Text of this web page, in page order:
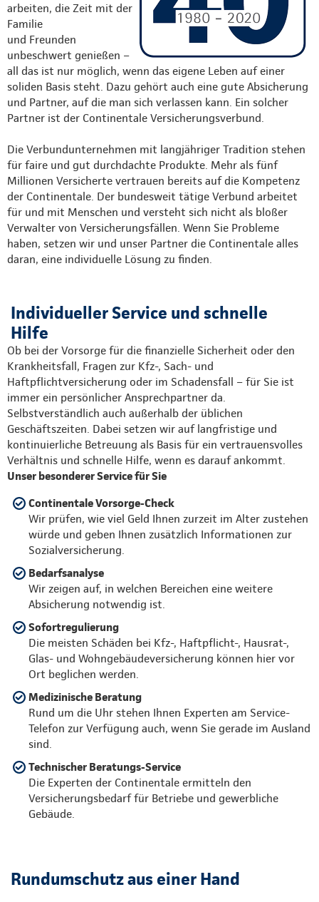
arbeiten, die Zeit mit der
Familie
und Freunden
unbeschwert genießen –
all das ist nur möglich, wenn das eigene Leben auf einer
soliden Basis steht. Dazu gehört auch eine gute Absicherung
und Partner, auf die man sich verlassen kann. Ein solcher
Partner ist der Continentale Versicherungsverbund.
Die Verbundunternehmen mit langjähriger Tradition stehen
für faire und gut durchdachte Produkte. Mehr als fünf
Millionen Versicherte vertrauen bereits auf die Kompetenz
der Continentale. Der bundesweit tätige Verbund arbeitet
für und mit Menschen und versteht sich nicht als bloßer
Verwalter von Versicherungsfällen. Wenn Sie Probleme
haben, setzen wir und unser Partner die Continentale alles
daran, eine individuelle Lösung zu finden.
Individueller Service und schnelle
Hilfe
Ob bei der Vorsorge für die finanzielle Sicherheit oder den
Krankheitsfall, Fragen zur Kfz-, Sach- und
Haftpflichtversicherung oder im Schadensfall – für Sie ist
immer ein persönlicher Ansprechpartner da.
Selbstverständlich auch außerhalb der üblichen
Geschäftszeiten. Dabei setzen wir auf langfristige und
kontinuierliche Betreuung als Basis für ein vertrauensvolles
Verhältnis und schnelle Hilfe, wenn es darauf ankommt.
Unser besonderer Service für Sie
Continentale Vorsorge-Check
Wir prüfen, wie viel Geld Ihnen zurzeit im Alter zustehen
würde und geben Ihnen zusätzlich Informationen zur
Sozialversicherung.
Bedarfsanalyse
Wir zeigen auf, in welchen Bereichen eine weitere
Absicherung notwendig ist.
Sofortregulierung
Die meisten Schäden bei Kfz-, Haftpflicht-, Hausrat-,
Glas- und Wohngebäudeversicherung können hier vor
Ort beglichen werden.
Medizinische Beratung
Rund um die Uhr stehen Ihnen Experten am Service-
Telefon zur Verfügung auch, wenn Sie gerade im Ausland
sind.
Technischer Beratungs-Service
Die Experten der Continentale ermitteln den
Versicherungsbedarf für Betriebe und gewerbliche
Gebäude.
Rundumschutz aus einer Hand